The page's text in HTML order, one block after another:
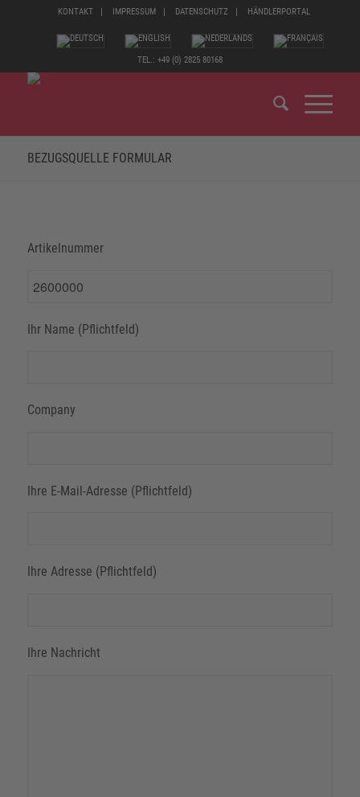
KONTAKT IMPRESSUM DATENSCHUTZ HÄNDLERPORTAL
TEL.: +49 (0) 2825 80168
BEZUGSQUELLE FORMULAR
Artikelnummer
Ihr Name (Pflichtfeld)
Company
Ihre E-Mail-Adresse (Pflichtfeld)
Ihre Adresse (Pflichtfeld)
Ihre Nachricht